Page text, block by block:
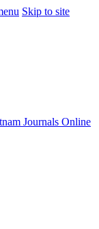
Skip to site